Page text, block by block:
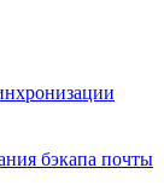
бэкапа почты